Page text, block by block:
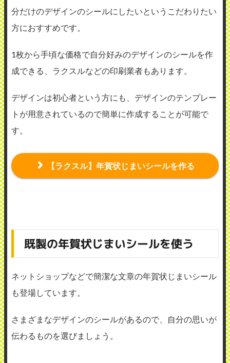
分だけのデザインのシールにしたいというこだわりたい
方におすすめです。
1枚から手頃な価格で自分好みのデザインのシールを作
成できる、ラクスルなどの印刷業者もあります。
デザインは初心者という方にも、デザインのテンプレー
トが用意されているので簡単に作成することが可能で
す。
【ラクスル】年賀状じまいシールを作る
既製の年賀状じまいシールを使う
ネットショップなどで簡潔な文章の年賀状じまいシール
も登場しています。
さまざまなデザインのシールがあるので、自分の思いが
伝わるものを選びましょう。